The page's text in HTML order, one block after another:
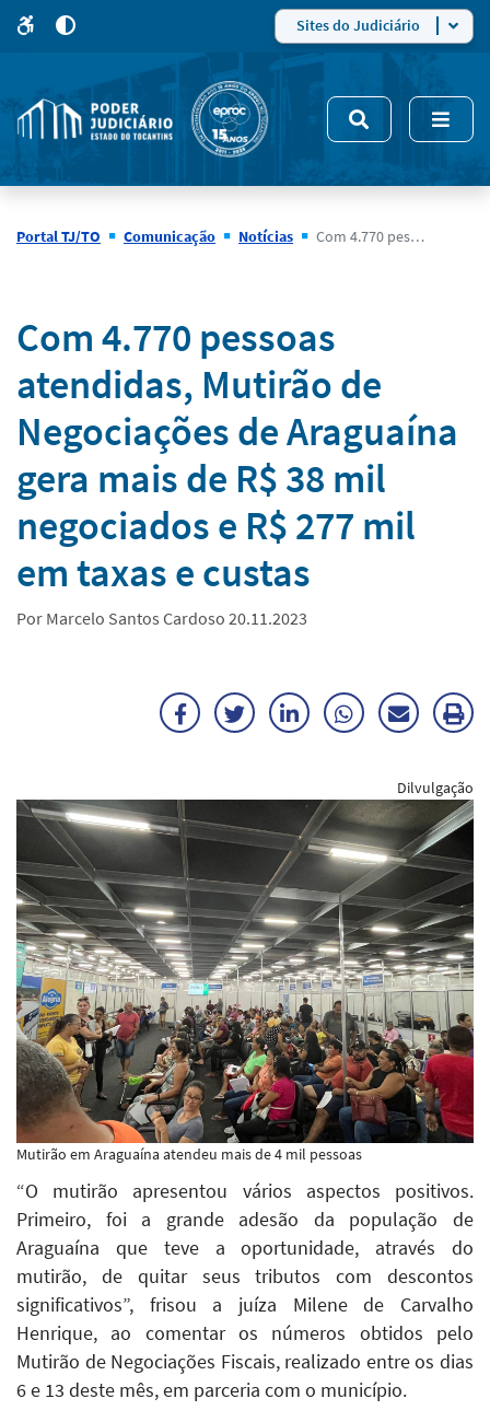
site
5
modo
de
alto
Sites do Judiciário
Portal TJ/TO Comunicação Notícias Com 4.770 pessoas atendidas, Mutirão de Negociações de Araguaína gera mais de R$ 38 mil negociados e R$ 277 mil em taxas e custas
Notícias
Com 4.770 pessoas
atendidas, Mutirão de
Negociações de Araguaína
gera mais de R$ 38 mil
negociados e R$ 277 mil
em taxas e custas
Por Marcelo Santos Cardoso 20.11.2023
FacebookTwitterLinkedInWhatsApp
Enviar
E-
mail
Dilvulgação
Mutirão em Araguaína atendeu mais de 4 mil pessoas
“O mutirão apresentou vários aspectos positivos.
Primeiro, foi a grande adesão da população de
Araguaína que teve a oportunidade, através do
mutirão, de quitar seus tributos com descontos
significativos”, frisou a juíza Milene de Carvalho
Henrique, ao comentar os números obtidos pelo
Mutirão de Negociações Fiscais, realizado entre os dias
6 e 13 deste mês, em parceria com o município.